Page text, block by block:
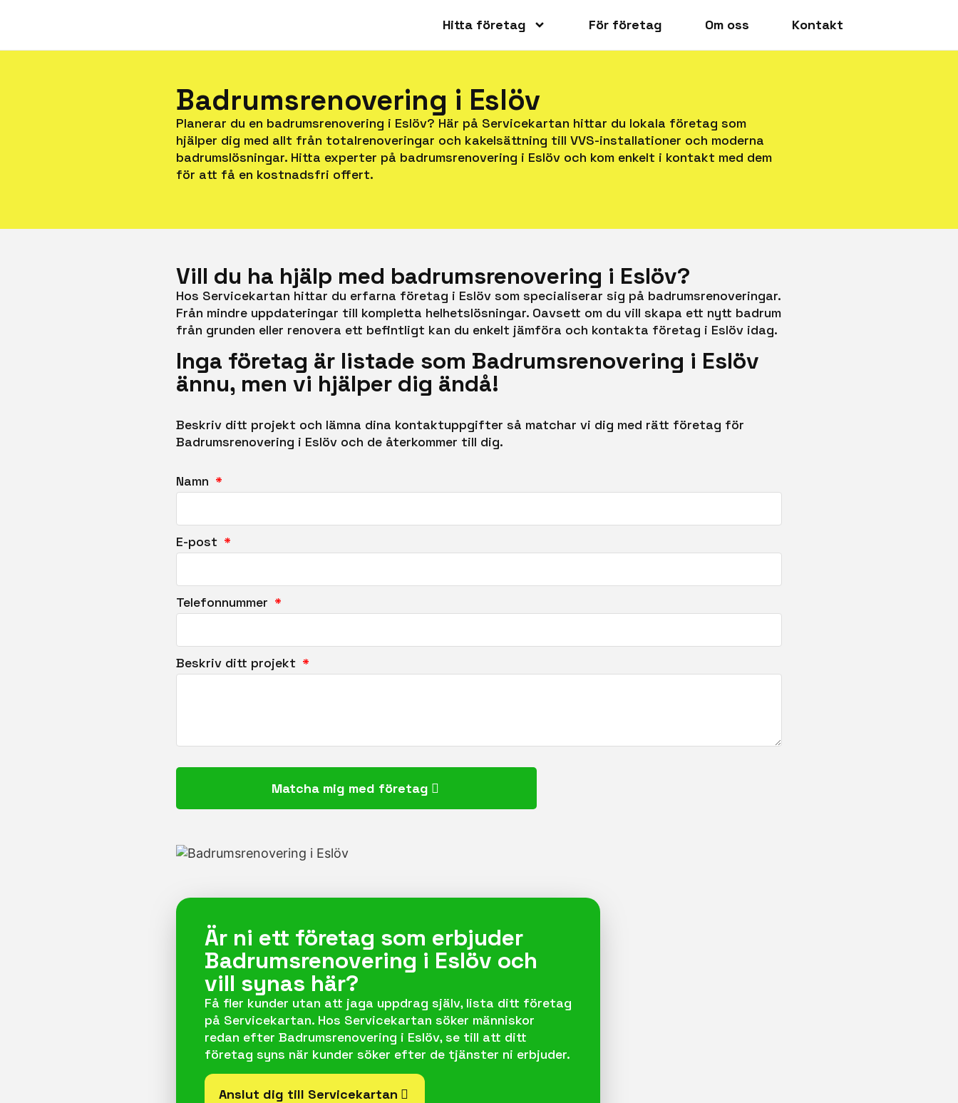
Hitta företag För företag Om oss Kontakt
Badrumsrenovering i Eslöv
Planerar du en badrumsrenovering i Eslöv? Här på Servicekartan hittar du lokala företag som
hjälper dig med allt från totalrenoveringar och kakelsättning till VVS-installationer och moderna
badrumslösningar. Hitta experter på badrumsrenovering i Eslöv och kom enkelt i kontakt med dem
för att få en kostnadsfri offert.
Vill du ha hjälp med badrumsrenovering i Eslöv?
Hos Servicekartan hittar du erfarna företag i Eslöv som specialiserar sig på badrumsrenoveringar.
Från mindre uppdateringar till kompletta helhetslösningar. Oavsett om du vill skapa ett nytt badrum
från grunden eller renovera ett befintligt kan du enkelt jämföra och kontakta företag i Eslöv idag.
Inga företag är listade som Badrumsrenovering i Eslöv
ännu, men vi hjälper dig ändå!
Beskriv ditt projekt och lämna dina kontaktuppgifter så matchar vi dig med rätt företag för
Badrumsrenovering i Eslöv och de återkommer till dig.
Namn
E-post
Telefonnummer
Beskriv ditt projekt
Matcha mig med företag
Är ni ett företag som erbjuder
Badrumsrenovering i Eslöv och
vill synas här?
Få fler kunder utan att jaga uppdrag själv, lista ditt företag
på Servicekartan. Hos Servicekartan söker människor
redan efter Badrumsrenovering i Eslöv, se till att ditt
företag syns när kunder söker efter de tjänster ni erbjuder.
Anslut dig till Servicekartan